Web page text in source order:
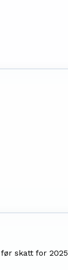
skatt for 2025